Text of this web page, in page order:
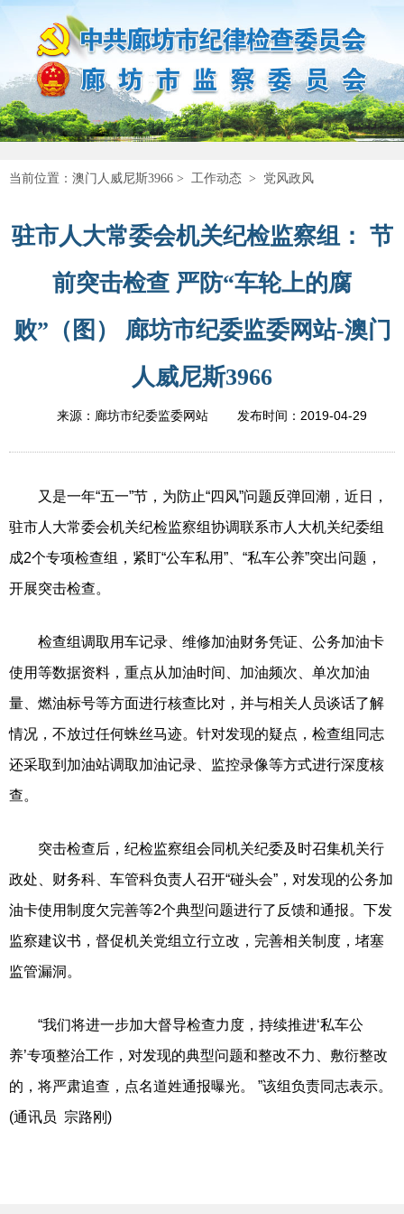
当前位置： 澳门人威尼斯3966 > 工作动态 > 党风政风
驻市人大常委会机关纪检监察组： 节
前突击检查 严防“车轮上的腐
败”（图） 廊坊市纪委监委网站-澳门
人威尼斯3966
来源：廊坊市纪委监委网站 发布时间： 2019-04-29
又是一年“五一”节，为防止“四风”问题反弹回潮，近日，
驻市人大常委会机关纪检监察组协调联系市人大机关纪委组
成2个专项检查组，紧盯“公车私用”、“私车公养”突出问题，
开展突击检查。
检查组调取用车记录、维修加油财务凭证、公务加油卡
使用等数据资料，重点从加油时间、加油频次、单次加油
量、燃油标号等方面进行核查比对，并与相关人员谈话了解
情况，不放过任何蛛丝马迹。针对发现的疑点，检查组同志
还采取到加油站调取加油记录、监控录像等方式进行深度核
查。
突击检查后，纪检监察组会同机关纪委及时召集机关行
政处、财务科、车管科负责人召开“碰头会”，对发现的公务加
油卡使用制度欠完善等2个典型问题进行了反馈和通报。下发
监察建议书，督促机关党组立行立改，完善相关制度，堵塞
监管漏洞。
“我们将进一步加大督导检查力度，持续推进‘私车公
养’专项整治工作，对发现的典型问题和整改不力、敷衍整改
的，将严肃追查，点名道姓通报曝光。 ”该组负责同志表示。
(通讯员 宗路刚)